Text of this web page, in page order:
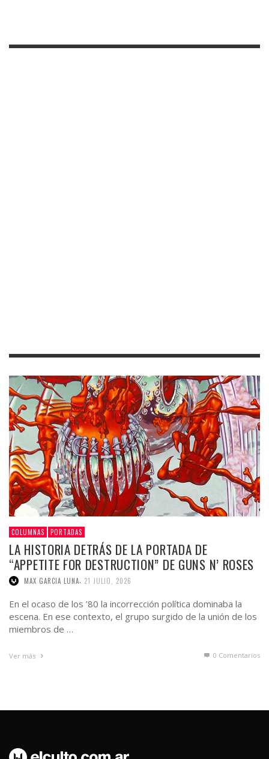
COLUMNAS PORTADAS
LA HISTORIA DETRÁS DE LA PORTADA DE
“APPETITE FOR DESTRUCTION” DE GUNS N’ ROSES
MAX GARCIA LUNA 21 JULIO, 2026
En el ocaso de los ’80 la incorrección política dominaba la
escena. En ese contexto, el grupo surgido de la unión de los
miembros de …
Ver más 0 Comentarios